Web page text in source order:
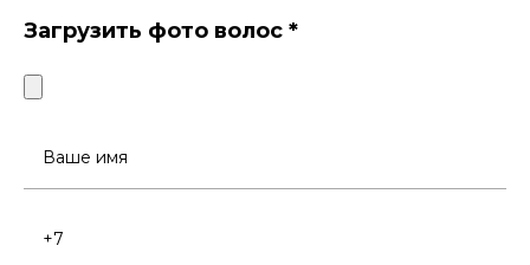
Загрузить фото волос *
Ваше
имя
Номер